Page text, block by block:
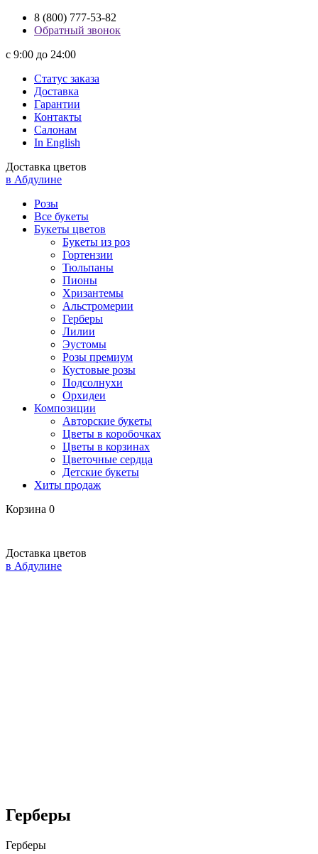
8 (800) 777-53-82
Обратный звонок
с 9:00 до 24:00
Статус заказа
Доставка
Гарантии
Контакты
Салонам
In English
Доставка цветов
в Абдулине
Розы
Все букеты
Букеты цветов
Букеты из роз
Гортензии
Тюльпаны
Пионы
Хризантемы
Альстромерии
Герберы
Лилии
Эустомы
Розы премиум
Кустовые розы
Подсолнухи
Орхидеи
Композиции
Авторские букеты
Цветы в коробочках
Цветы в корзинах
Цветочные сердца
Детские букеты
Хиты продаж
Корзина 0
Доставка цветов
в Абдулине
Герберы
Герберы